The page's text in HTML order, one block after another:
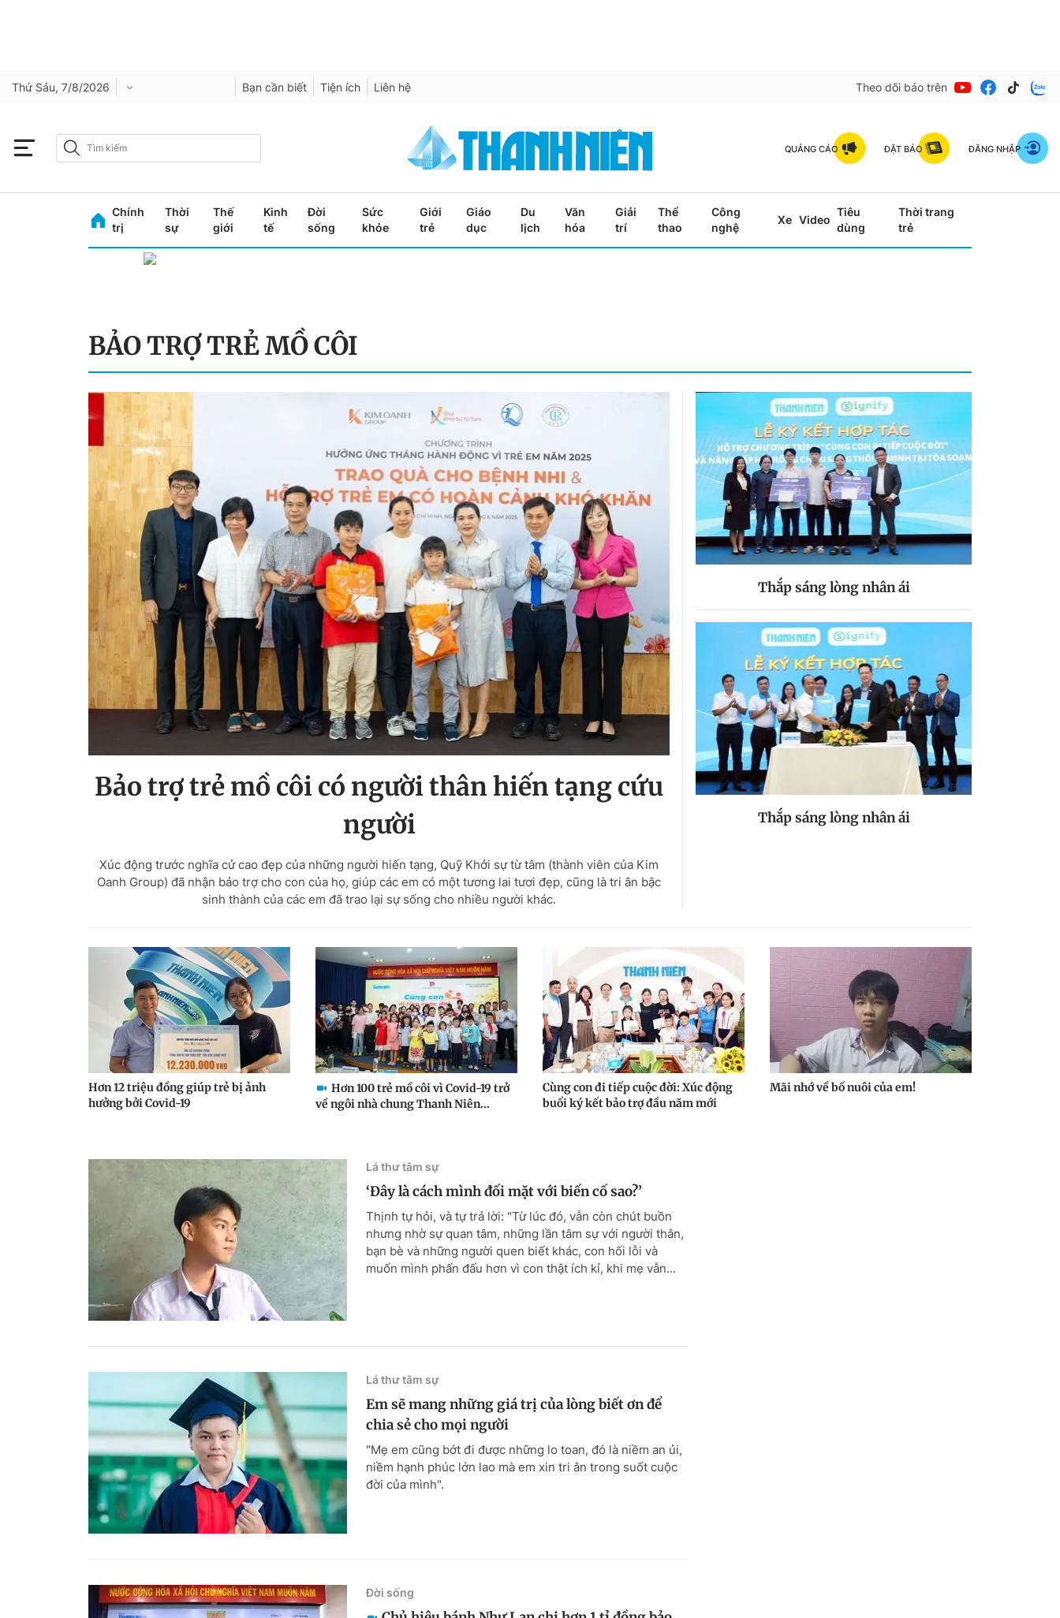
Thứ Sáu, 7/8/2026 Bạn cần biết Tiện ích Liên hệ Theo dõi báo trên
QUẢNG CÁO ĐẶT BÁO ĐĂNG NHẬP
Chính
trị
Thời
sự
Thế
giới
Kinh
tế
Đời
sống
Sức
khỏe
Giới
trẻ
Giáo
dục
Du
lịch
Văn
hóa
Giải
trí
Thể
thao
Công
nghệ
Xe Video
Tiêu
dùng
Thời trang
trẻ
BẢO TRỢ TRẺ MỒ CÔI
Bảo trợ trẻ mồ côi có người thân hiến tạng cứu
người
Xúc động trước nghĩa cử cao đẹp của những người hiến tạng, Quỹ Khởi sự từ tâm (thành viên của Kim
Oanh Group) đã nhận bảo trợ cho con của họ, giúp các em có một tương lai tươi đẹp, cũng là tri ân bậc
sinh thành của các em đã trao lại sự sống cho nhiều người khác.
Thắp sáng lòng nhân ái
Thắp sáng lòng nhân ái
Hơn 12 triệu đồng giúp trẻ bị ảnh
hưởng bởi Covid-19
Hơn 100 trẻ mồ côi vì Covid-19 trở
về ngôi nhà chung Thanh Niên...
Cùng con đi tiếp cuộc đời: Xúc động
buổi ký kết bảo trợ đầu năm mới
Mãi nhớ về bố nuôi của em!
Lá thư tâm sự
‘Đây là cách mình đối mặt với biến cố sao?’
Thịnh tự hỏi, và tự trả lời: "Từ lúc đó, vẫn còn chút buồn
nhưng nhờ sự quan tâm, những lần tâm sự với người thân,
bạn bè và những người quen biết khác, con hối lỗi và
muốn mình phấn đấu hơn vì con thật ích kỉ, khi mẹ vẫn...
Lá thư tâm sự
Em sẽ mang những giá trị của lòng biết ơn để
chia sẻ cho mọi người
"Mẹ em cũng bớt đi được những lo toan, đó là niềm an ủi,
niềm hạnh phúc lớn lao mà em xin tri ân trong suốt cuộc
đời của mình".
Đời sống